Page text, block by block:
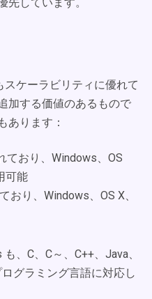
ケーラビリティに優れて
加する価値のあるもので
あります：
ており、Windows、OS
可能
おり、Windows、OS X、
、C、C～、C++、Java、
グラミング言語に対応し